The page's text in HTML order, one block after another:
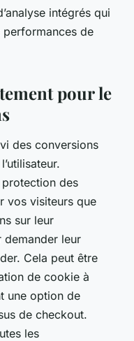
intégrés qui
de
pour le
des conversions
des
vos visiteurs que
sur leur
demander leur
Cela peut être
de cookie à
une option de
de checkout.
les